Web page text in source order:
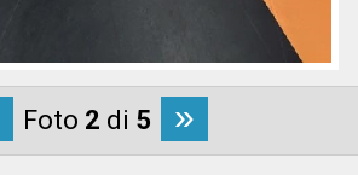
Foto 2 di 5 »